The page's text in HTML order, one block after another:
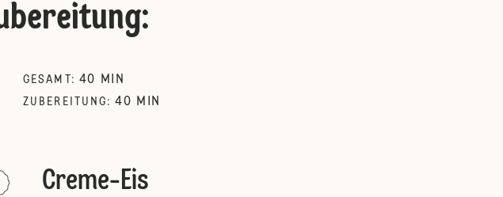
:
GESAMT : 40 MIN
ZUBEREITUNG : 40 MIN
Creme-Eis